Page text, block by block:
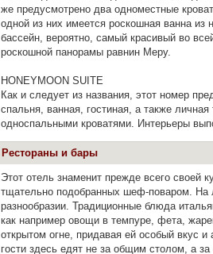
же предусмотрено два одноместные
одной из них имеется роскошная ванна из
бассейн, вероятно, самый красивый во
роскошной панорамы равнин Меру.
HONEYMOON SUITE
Как и следует из названия, этот номер
спальня, ванная, гостиная, а также
односпальными кроватями. Интерьеры
Рестораны и бары
Этот отель знаменит прежде всего своей
тщательно подобранных шеф-поваром. На
разнообразии. Традиционные блюда
как например овощи в темпуре, фета,
открытом огне, придавая ей особый вкус и
гости здесь едят не за общим столом, а